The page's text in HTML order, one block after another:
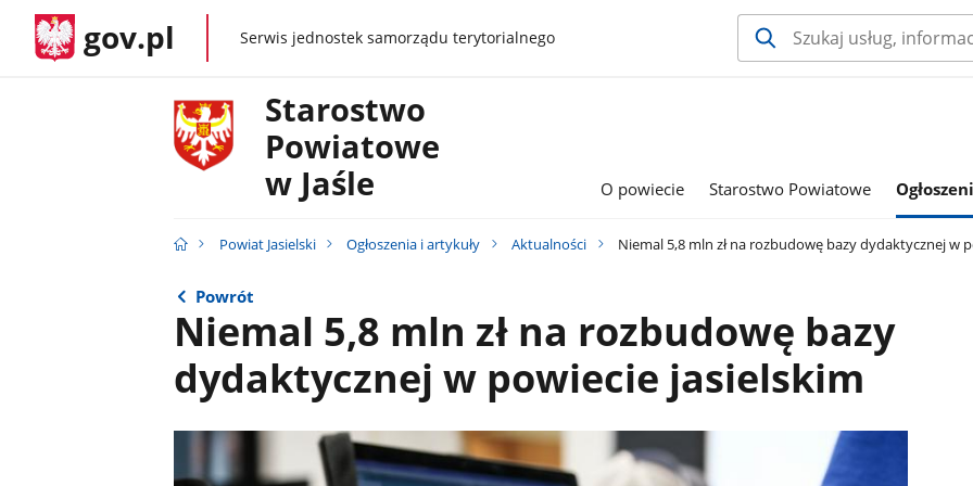
gov.pl gov.plSerwis jednostek samorządu terytorialnego
Starostwo
Powiatowe
w Jaśle
O powiecie Starostwo Powiatowe
Powiat Jasielski Ogłoszenia i artykuły Aktualności Niemal 5,8 mln zł na rozbudowę bazy dydaktycznej w
Powrót
Niemal 5,8 mln zł na rozbudowę bazy
dydaktycznej w powiecie jasielskim